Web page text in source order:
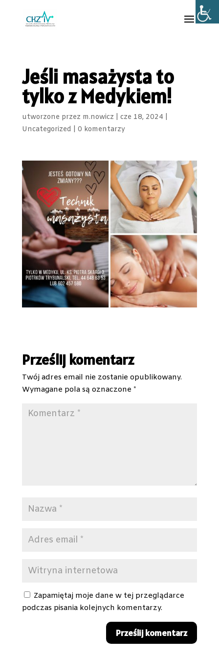
Jeśli masażysta to
tylko z Medykiem!
utworzone przez m.nowicz cze 18, 2024
Uncategorized
0 komentarzy
Prześlij komentarz
Twój adres email nie zostanie opublikowany.
Wymagane pola są oznaczone *
Zapamiętaj moje dane w tej przeglądarce
podczas pisania kolejnych komentarzy.